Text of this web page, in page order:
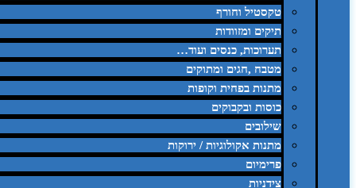
טקסטיל וחורף
תיקים ומזוודות
תערוכות, כנסים ועוד…
מטבח ,חגים ומתוקים
מתנות בפחית וקופות
כוסות ובקבוקים
שילובים
מתנות אקולוגיות / ירוקות
פרימיום
צידניות